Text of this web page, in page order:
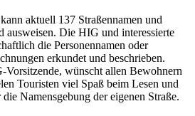
aktuell 137 Straßennamen und
ausweisen. Die HIG und interessierte
die Personennamen oder
erkundet und beschrieben.
Vorsitzende, wünscht allen Bewohnern
Touristen viel Spaß beim Lesen und
Namensgebung der eigenen Straße.